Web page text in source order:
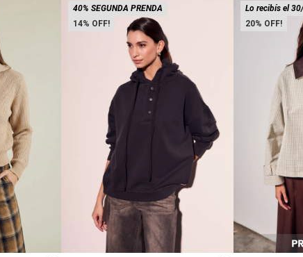
14
40% SEGUNDA PRENDA
20
Lo recibís el
Talle